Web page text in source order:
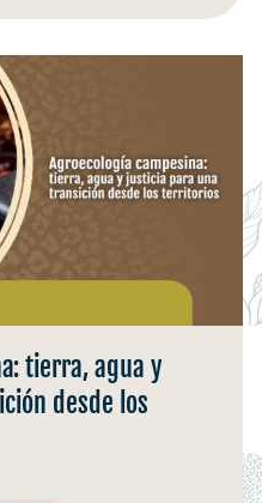
tierra, agua y
desde los